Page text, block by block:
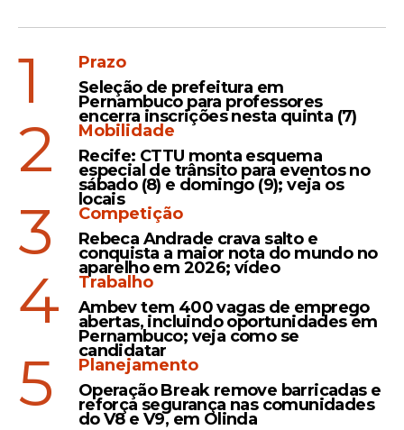
1
Prazo
Seleção de prefeitura em
Pernambuco para professores
encerra inscrições nesta quinta (7)
2
Mobilidade
Recife: CTTU monta esquema
especial de trânsito para eventos no
sábado (8) e domingo (9); veja os
locais
3
Competição
Rebeca Andrade crava salto e
conquista a maior nota do mundo no
aparelho em 2026; vídeo
4
Trabalho
Ambev tem 400 vagas de emprego
abertas, incluindo oportunidades em
Pernambuco; veja como se
candidatar
5
Planejamento
Operação Break remove barricadas e
reforça segurança nas comunidades
do V8 e V9, em Olinda